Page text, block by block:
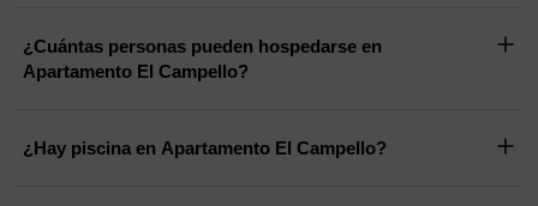
¿Cuántas personas pueden hospedarse en
Apartamento El Campello?
¿Hay piscina en Apartamento El Campello?